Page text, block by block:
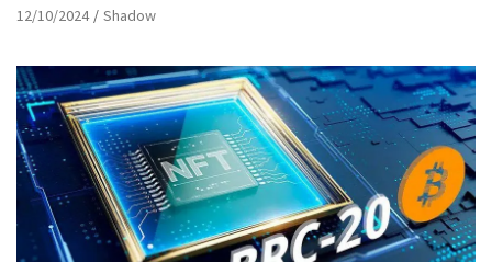
12/10/2024 Shadow